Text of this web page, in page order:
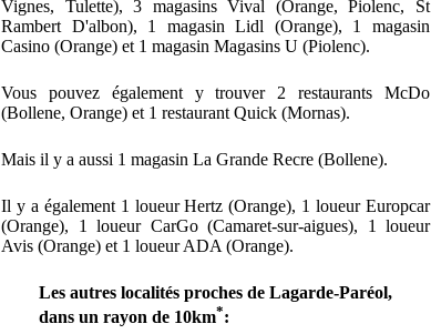
Vignes, Tulette), 3 magasins Vival (Orange, Piolenc, St
Rambert D'albon), 1 magasin Lidl (Orange), 1 magasin
Casino (Orange) et 1 magasin Magasins U (Piolenc).
Vous pouvez également y trouver 2 restaurants McDo
(Bollene, Orange) et 1 restaurant Quick (Mornas).
Mais il y a aussi 1 magasin La Grande Recre (Bollene).
Il y a également 1 loueur Hertz (Orange), 1 loueur Europcar
(Orange), 1 loueur CarGo (Camaret-sur-aigues), 1 loueur
Avis (Orange) et 1 loueur ADA (Orange).
Les autres localités proches de Lagarde-Paréol,
dans un rayon de 10km*: